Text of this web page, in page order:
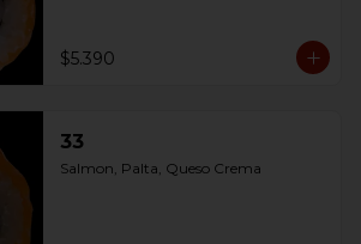
$5.390
33
Salmon, Palta, Queso Crema